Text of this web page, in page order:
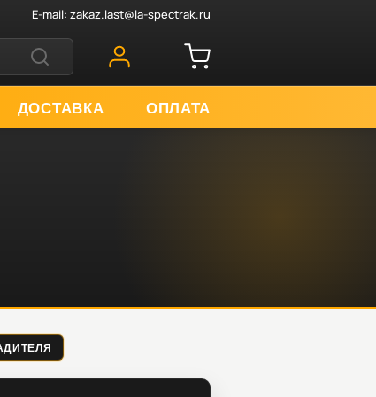
E-mail: zakaz.last@la-spectrak.ru
ДОСТАВКА ОПЛАТА